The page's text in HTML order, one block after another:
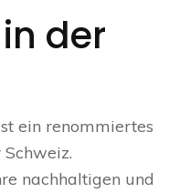
der
ein renommiertes
nachhaltigen und